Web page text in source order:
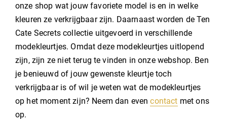
onze shop wat jouw favoriete model is en in welke
kleuren ze verkrijgbaar zijn. Daarnaast worden de Ten
Cate Secrets collectie uitgevoerd in verschillende
modekleurtjes. Omdat deze modekleurtjes uitlopend
zijn, zijn ze niet terug te vinden in onze webshop. Ben
je benieuwd of jouw gewenste kleurtje toch
verkrijgbaar is of wil je weten wat de modekleurtjes
op het moment zijn? Neem dan evencontact met ons
op.